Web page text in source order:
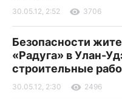
30.05.12, 2:52 3706
Безопасности
«Радуга» в Улан-
строительные
30.05.12, 2:30 2496